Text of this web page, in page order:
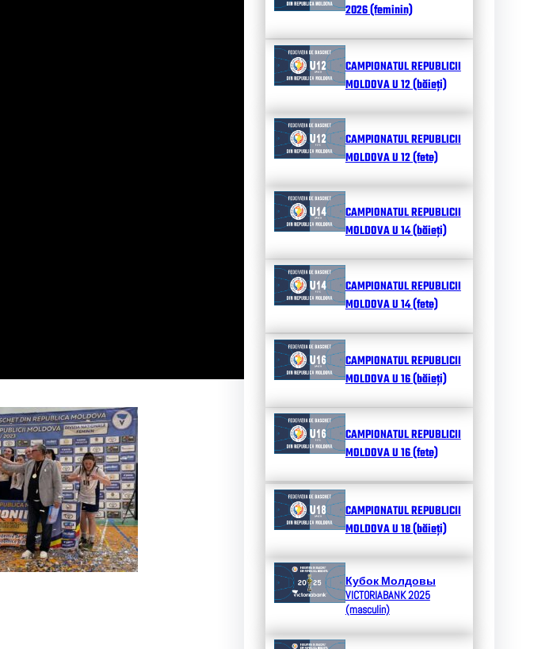
2026 (feminin)
CAMPIONATUL REPUBLICII
MOLDOVA U 12 (băieți)
CAMPIONATUL REPUBLICII
MOLDOVA U 12 (fete)
CAMPIONATUL REPUBLICII
MOLDOVA U 14 (băieți)
CAMPIONATUL REPUBLICII
MOLDOVA U 14 (fete)
CAMPIONATUL REPUBLICII
MOLDOVA U 16 (băieți)
CAMPIONATUL REPUBLICII
MOLDOVA U 16 (fete)
CAMPIONATUL REPUBLICII
MOLDOVA U 18 (băieți)
Кубок Молдовы
VICTORIABANK 2025
(masculin)